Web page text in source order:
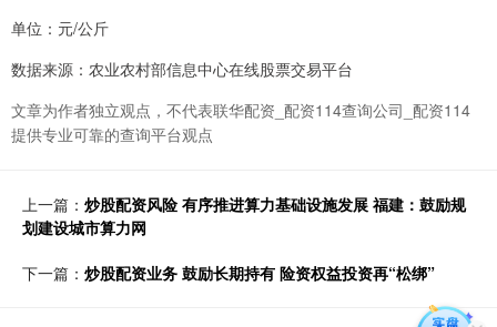
单位：元/公斤
数据来源：农业农村部信息中心在线股票交易平台
文章为作者独立观点，不代表联华配资_配资114查询公司_配资114
提供专业可靠的查询平台观点
上一篇： 炒股配资风险 有序推进算力基础设施发展 福建：鼓励规
划建设城市算力网
下一篇： 炒股配资业务 鼓励长期持有 险资权益投资再“松绑”